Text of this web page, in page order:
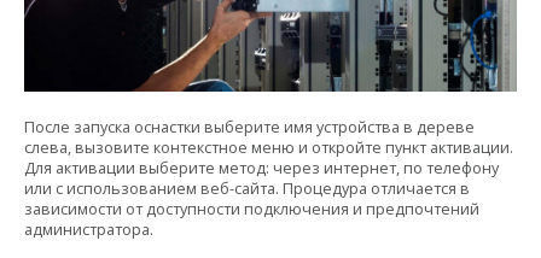
После запуска оснастки выберите имя устройства в дереве
слева, вызовите контекстное меню и откройте пункт активации.
Для активации выберите метод: через интернет, по телефону
или с использованием веб-сайта. Процедура отличается в
зависимости от доступности подключения и предпочтений
администратора.